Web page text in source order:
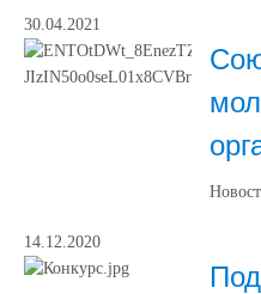
30.04.2021
14.12.2020